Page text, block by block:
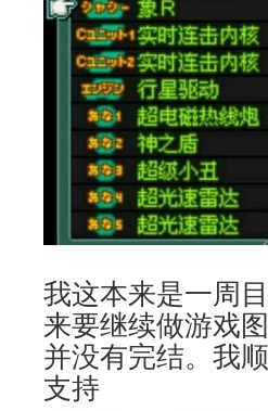
我这本来是一周
来要继续做游戏
并没有完结。我
支持